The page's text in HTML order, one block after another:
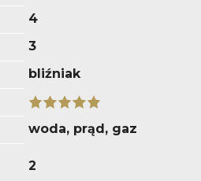
4
3
bliźniak
woda, prąd, gaz
2